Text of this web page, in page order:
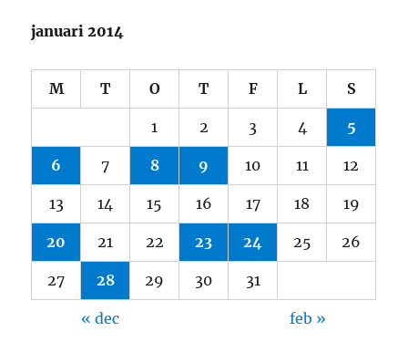
januari 2014
M T O T F L S
1 2 3 4 5
6 7 8 9 10 11 12
13 14 15 16 17 18 19
20 21 22 23 24 25 26
27 28 29 30 31
« dec feb »